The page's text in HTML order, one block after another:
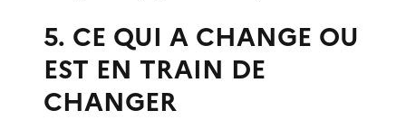
5. CE QUI A CHANGE OU
EST EN TRAIN DE
CHANGER